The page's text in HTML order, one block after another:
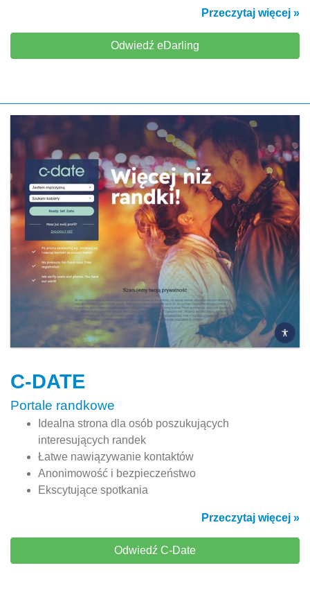
Przeczytaj więcej »
Odwiedź eDarling
C-DATE
Portale randkowe
Idealna strona dla osób poszukujących
interesujących randek
Łatwe nawiązywanie kontaktów
Anonimowość i bezpieczeństwo
Ekscytujące spotkania
Przeczytaj więcej »
Odwiedź C-Date